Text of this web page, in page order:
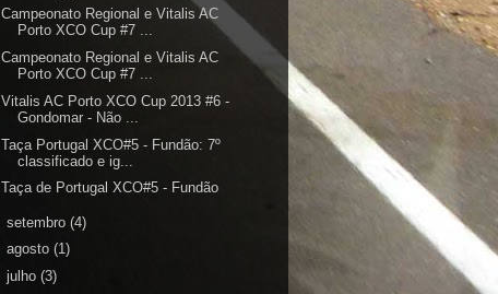
Campeonato Regional e Vitalis AC
Porto XCO Cup #7 ...
Campeonato Regional e Vitalis AC
Porto XCO Cup #7 ...
Vitalis AC Porto XCO Cup 2013 #6 -
Gondomar - Não ...
Taça Portugal XCO#5 - Fundão: 7º
classificado e ig...
Taça de Portugal XCO#5 - Fundão
setembro (4)
agosto (1)
julho (3)